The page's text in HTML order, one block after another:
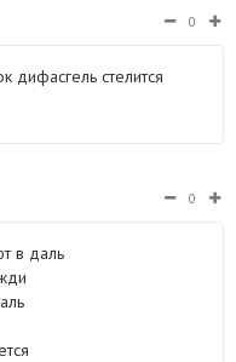
0
дифасгель стелится
0
в даль